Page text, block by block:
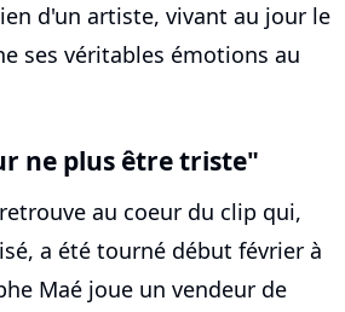
d'un artiste, vivant au jour le
ses véritables émotions au
ne plus être triste"
au coeur du clip qui,
a été tourné début février à
Maé joue un vendeur de